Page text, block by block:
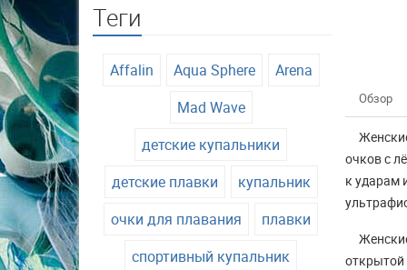
Теги
Affalin Aqua Sphere
Arena
Mad Wave
детские купальники
детские плавки
купальник
очки для плавания
плавки
спортивный купальник
Обзор
очков с
к ударам
открытой